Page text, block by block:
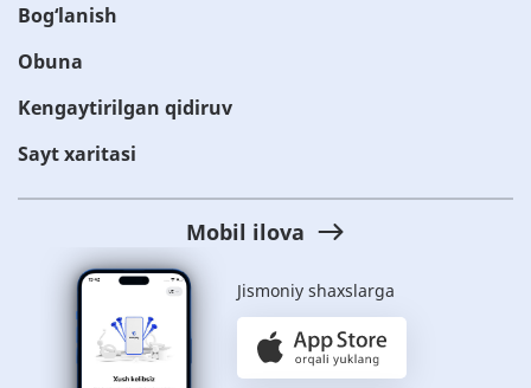
Bog‘lanish
Obuna
Kengaytirilgan qidiruv
Sayt xaritasi
Mobil ilova
Jismoniy shaxslarga